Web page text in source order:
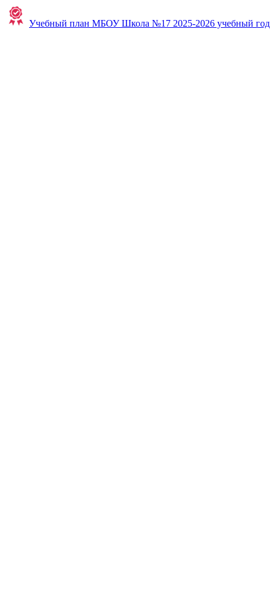
Учебный план МБОУ Школа №17 2025-2026 учебный год